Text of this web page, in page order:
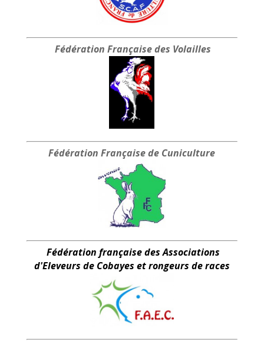
Fédération Française des Volailles
Fédération Française de Cuniculture
Fédération française des Associations
d'Eleveurs de Cobayes et rongeurs de races